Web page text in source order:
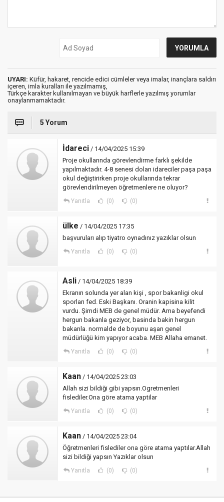
UYARI: Küfür, hakaret, rencide edici cümleler veya imalar, inançlara saldırı
içeren, imla kuralları ile yazılmamış,
Türkçe karakter kullanılmayan ve büyük harflerle yazılmış yorumlar
onaylanmamaktadır.
5 Yorum
İdareci / 14/04/2025 15:39
Proje okullarında görevlendirme farklı şekilde
yapılmaktadır. 4-8 senesi dolan idareciler paşa paşa
okul değiştirirken proje okullarında tekrar
görevlendirilmeyen öğretmenlere ne oluyor?
Yanıtla (0) (0)
ülke / 14/04/2025 17:35
başvuruları alıp tiyatro oynadınız yazıklar olsun
Yanıtla (0) (0)
Asli / 14/04/2025 18:39
Ekranın solunda yer alan kişi , spor bakanligi okul
sporları fed. Eski Başkanı. Oranin kapisina kilit
vurdu. Şimdi MEB de genel müdür. Ama beyefendi
hergun bakanla geziyor, basinda bakin hergun
bakanla. normalde de boyunu aşan genel
müdürlüğü kim yapıyor acaba. MEB Allaha emanet.
Yanıtla (0) (0)
Kaan / 14/04/2025 23:03
Allah sizi bildiği gibi yapsın.Ogretmenleri
fislediler.Ona göre atama yaptilar
Yanıtla (0) (0)
Kaan / 14/04/2025 23:04
Öğretmenleri fislediler ona göre atama yaptılar.Allah
sizi bildiği yapsın Yazıklar olsun
Yanıtla (0) (0)